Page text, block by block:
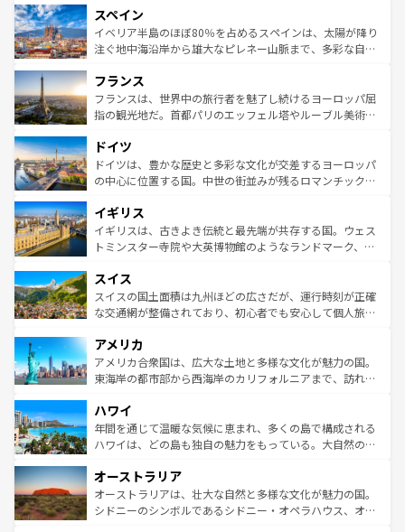
ろん、トスカーナの美しい田園風景やアマルフィ海岸の絶
景など、自然景観も見逃せない。観光の合間には、本場の
ピザやパスタなど、絶品のイタリア料理を堪能することも
ませてくれるイタリアで、忘れられない旅をしてみよう！
なお、新着のイタリア情報はコンテンツ一覧 を参照してほ
しい。
スペイン
イベリア半島のほぼ80％を占めるスペインは、太陽が降り
注ぐ地中海沿岸から雄大なピレネー山脈まで、多彩な自然
文化が根付くこの国では、情熱的なフラメンコ、熱気あふ
れる闘牛、そして美味しいタパスが生活の一部となってい
る。首都マドリードの洗練された雰囲気や、バルセロナの
の城塞都市、穏やかなビーチリゾートまで多彩な表情を見
せる。地方によって風土や気候が異なるスペインはその個
性で訪れる人を魅了する。 なお、新着のスペイン情報はコ
フランス
フランスは、世界中の旅行者を魅了し続けるヨーロッパ屈
指の観光地だ。首都パリのエッフェル塔やルーブル美術館
で、幅広い魅力が詰まっている。華麗な宮殿、歴史的な大
聖堂、美しいビーチ、そして豊かな自然が、訪れる者を心
から魅了する。また、フランスは美食の国としても知ら
いる。シャンパンの発祥地であるランス、プロヴァンスの
香り高いラベンダー畑など、多彩な楽しみ方が可能だ。さ
らに、パリ以外の地域にも魅力が溢れており、どの街角に
れる地方に足を運ぶとそれぞれで全く異なる文化を体験で
きるだろう。 なお、新着のフランス情報はコンテンツ一覧
を参照してほしい。
ドイツ
ドイツは、豊かな歴史と多彩な文化が交差するヨーロッパ
の中心に位置する国。中世の街並みが残るロマンチック街
顔を持つこの国は、どこを歩いても飽きることがない。ベ
ルリンの文化的活気、バイエルン州のアルプスの絶景、そ
してライン川沿いのワイン畑といった風景は必見。ビール
は、お酒好きな人にはぜひ体験してほしい。 なお、新着の
ドイツ情報はコンテンツ一覧を参照してほしい。
イギリス
イギリスは、古きよき伝統と最先端が共存する国。ウェス
トミンスター寺院や大英博物館のようなランドマーク、歴
リアごとに異なる魅力がある。また、優雅なアフタヌーン
ティー、ビール好きにはたまらない英国パブ、サッカー観
戦など、本場だからこそできる体験も豊富。イギリスを旅
ンツ一覧を参照してほしい。
スイス
スイスの国土面積は九州ほどの広さだが、運行時刻が正確
な交通網が整備されており、初心者でも安心して個人旅行
の建物がそのまま残る町や、スイスならではのユニークな
博物館もあり、アルプス観光だけでなく町歩きも満喫する
ことができる。国民の所得が高いため物価も高いが、旅行
ば市内交通費無料で観光を楽しむこともできる。 なお、新
着のスイス情報はコンテンツ一覧 を参照してほしい。
アメリカ
アメリカ合衆国は、広大な土地と多様な文化が魅力の国。
東海岸の都市部から西海岸のカリフォルニアまで、訪れる
のような巨大都市は、観光、ショッピング、エンターテイ
ンメントが詰まった刺激的なスポットだ。一方、アメリカ
西部には大自然が広がり、グランドキャニオンやイエロー
部のニューオーリンズでは、音楽と美食が融合した独特の
文化が魅力。旅行者はアメリカの各地域で異なる魅力を楽
しみながら、その多様性と豊かな歴史を感じることができ
ハワイ
年間を通じて温暖な気候に恵まれ、多くの島で構成される
ハワイは、どの島も独自の魅力をもっている。大自然の神
ワイ島は見逃せない。また、定番の観光地といえばオアフ
島だが、静かな自然を求めるならマウイ島やカウアイ島が
おすすめ。エメラルドグリーンに輝く海をはじめ、豊かな
オーストラリア
オーストラリアは、壮大な自然と多様な文化が魅力の国。
シドニーのシンボルであるシドニー・オペラハウス、オー